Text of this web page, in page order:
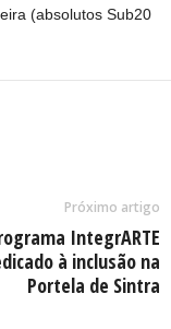
(absolutos Sub20
Próximo artigo
IntegrARTE
à inclusão na
Portela de Sintra